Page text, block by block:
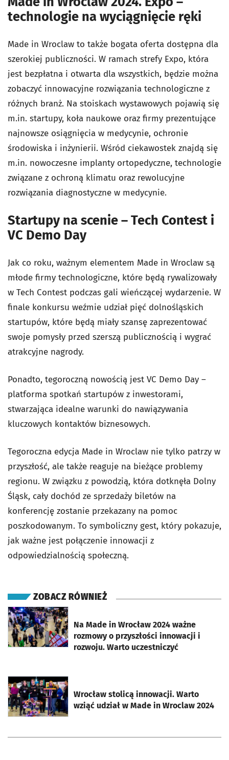
technologie na wyciągnięcie ręki
Made in Wroclaw to także bogata oferta dostępna dla
szerokiej publiczności. W ramach strefy Expo, która
jest bezpłatna i otwarta dla wszystkich, będzie można
zobaczyć innowacyjne rozwiązania technologiczne z
różnych branż. Na stoiskach wystawowych pojawią się
m.in. startupy, koła naukowe oraz firmy prezentujące
najnowsze osiągnięcia w medycynie, ochronie
środowiska i inżynierii. Wśród ciekawostek znajdą się
m.in. nowoczesne implanty ortopedyczne, technologie
związane z ochroną klimatu oraz rewolucyjne
rozwiązania diagnostyczne w medycynie.
Startupy na scenie – Tech Contest i
VC Demo Day
Jak co roku, ważnym elementem Made in Wroclaw są
młode firmy technologiczne, które będą rywalizowały
w Tech Contest podczas gali wieńczącej wydarzenie. W
finale konkursu weźmie udział pięć dolnośląskich
startupów, które będą miały szansę zaprezentować
swoje pomysły przed szerszą publicznością i wygrać
atrakcyjne nagrody.
Ponadto, tegoroczną nowością jest VC Demo Day –
platforma spotkań startupów z inwestorami,
stwarzająca idealne warunki do nawiązywania
kluczowych kontaktów biznesowych.
Tegoroczna edycja Made in Wroclaw nie tylko patrzy w
przyszłość, ale także reaguje na bieżące problemy
regionu. W związku z powodzią, która dotknęła Dolny
Śląsk, cały dochód ze sprzedaży biletów na
konferencję zostanie przekazany na pomoc
poszkodowanym. To symboliczny gest, który pokazuje,
jak ważne jest połączenie innowacji z
odpowiedzialnością społeczną.
ZOBACZ RÓWNIEŻ
Na Made in Wrocław 2024 ważne
rozmowy o przyszłości innowacji i
rozwoju. Warto uczestniczyć
otworzy się w nowej karcie
Wrocław stolicą innowacji. Warto
wziąć udział w Made in Wroclaw 2024
otworzy się w nowej karcie